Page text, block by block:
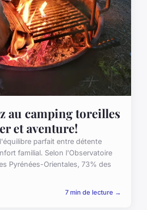
au camping toreilles
et aventure!
parfait entre détente
familial. Selon l'Observatoire
Pyrénées-Orientales, 73% des
7 min de lecture →